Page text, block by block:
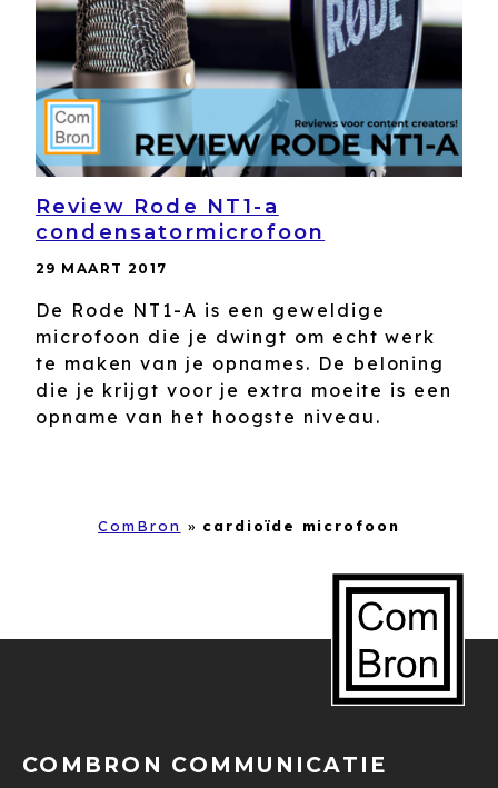
Review Rode NT1-a
condensatormicrofoon
29 MAART 2017
De Rode NT1-A is een geweldige
microfoon die je dwingt om echt werk
te maken van je opnames. De beloning
die je krijgt voor je extra moeite is een
opname van het hoogste niveau.
ComBron » cardioïde microfoon
COMBRON COMMUNICATIE